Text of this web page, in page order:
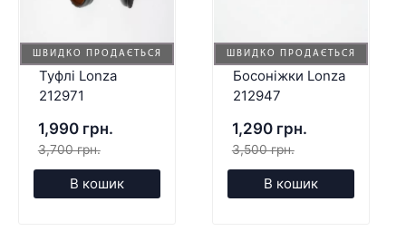
ШВИДКО ПРОДАЄТЬСЯ
Туфлі Lonza
212971
1,990 грн.
3,700 грн.
В кошик
ШВИДКО ПРОДАЄТЬСЯ
Босоніжки Lonza
212947
1,290 грн.
3,500 грн.
В кошик